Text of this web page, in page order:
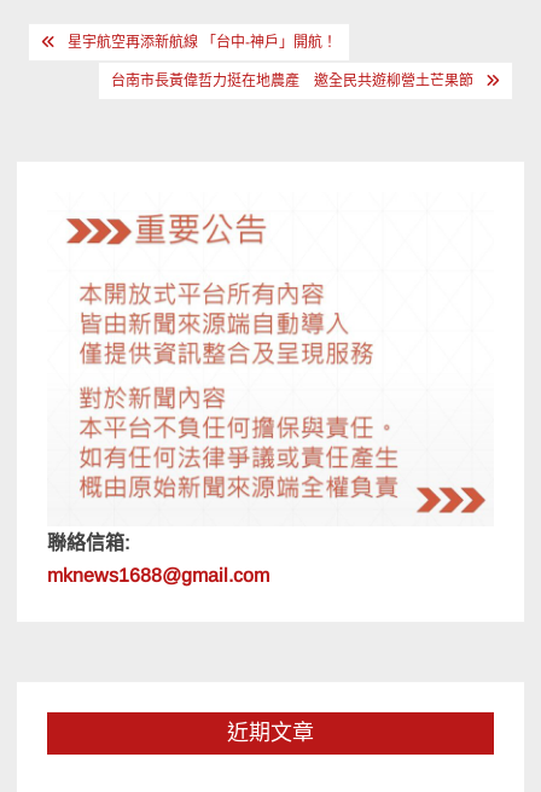
文 星宇航空再添新航線 「台中-神戶」開航！
台南市長黃偉哲力挺在地農產 邀全民共遊柳營土芒果節
聯絡信箱:
mknews1688@gmail.com
近期文章